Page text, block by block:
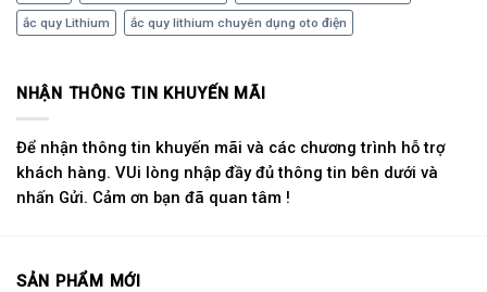
ắc quy Lithium ắc quy lithium chuyên dụng oto điện
NHẬN THÔNG TIN KHUYẾN MÃI
Để nhận thông tin khuyến mãi và các chương trình hỗ trợ
khách hàng. VUi lòng nhập đầy đủ thông tin bên dưới và
nhấn Gửi. Cảm ơn bạn đã quan tâm !
SẢN PHẨM MỚI